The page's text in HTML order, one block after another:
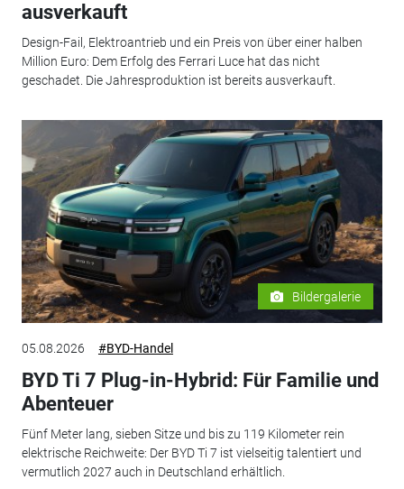
ausverkauft
Design-Fail, Elektroantrieb und ein Preis von über einer halben
Million Euro: Dem Erfolg des Ferrari Luce hat das nicht
geschadet. Die Jahresproduktion ist bereits ausverkauft.
Bildergalerie
05.08.2026 #BYD-Handel
BYD Ti 7 Plug-in-Hybrid: Für Familie und
Abenteuer
Fünf Meter lang, sieben Sitze und bis zu 119 Kilometer rein
elektrische Reichweite: Der BYD Ti 7 ist vielseitig talentiert und
vermutlich 2027 auch in Deutschland erhältlich.